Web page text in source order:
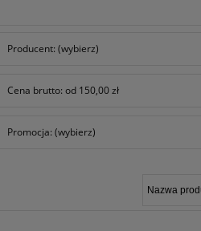
Producent: (wybierz)
Cena brutto: od 150,00 zł
Promocja: (wybierz)